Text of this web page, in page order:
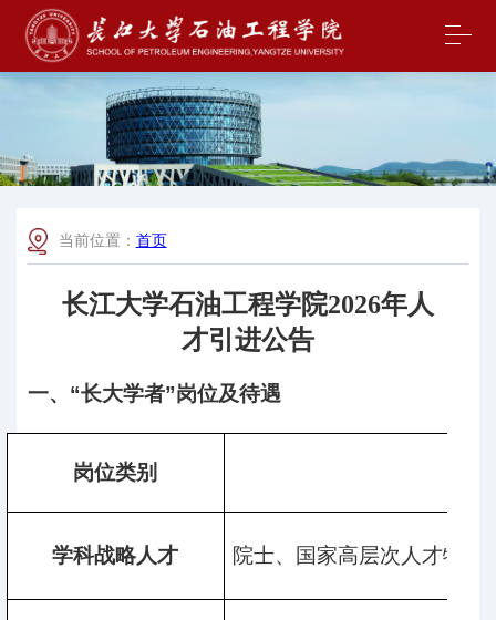
当前位置： 首页
长江大学石油工程学院2026年人
才引进公告
一、“长大学者”岗位及待遇
岗位类别
学科战略人才 院士、国家高层次人才特殊